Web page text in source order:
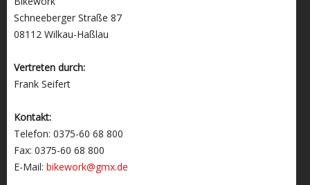
Schneeberger Straße 87
08112 Wilkau-Haßlau
Vertreten durch:
Frank Seifert
Kontakt:
Telefon: 0375-60 68 800
Fax: 0375-60 68 800
E-Mail: bikework@gmx.de